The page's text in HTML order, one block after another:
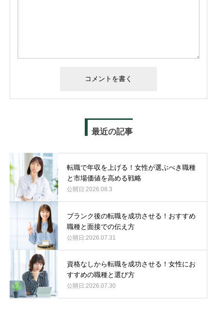
最近の記事
転職で年収を上げる！女性が選ぶべき職種
と市場価値を高める戦略
2026.08.3
ブランク後の転職を成功させる！おすすめ
職種と面接での伝え方
2026.07.31
資格なしから転職を成功させる！女性にお
すすめの職種と選び方
2026.07.30